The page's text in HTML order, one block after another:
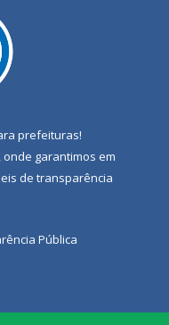
prefeituras!
onde garantimos em
de transparência
Pública